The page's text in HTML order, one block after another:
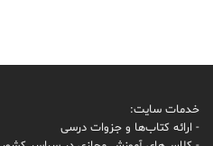
خدمات سایت:
- ارائه کتاب‌ها و جزوات درسی